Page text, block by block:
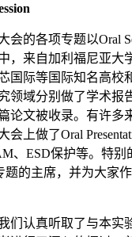
会的各项专题以Oral
，来自加利福尼亚大
国际等国际知名高校
领域分别做了学术报
论文被收录。有许多
会上做了Oral
、ESD保护等。特别
题的主席，并为大家
们认真听取了与本实